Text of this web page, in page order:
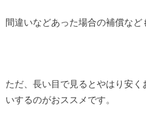
間違いなどあった場合の補償など
ただ、長い目で見るとやはり安
いするのがおススメです。